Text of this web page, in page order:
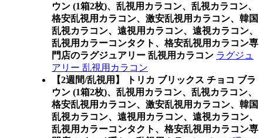
ウン (1箱2枚)、乱視用カラコン、乱視カラコン、
格安乱視用カラコン、激安乱視用カラコン、韓国
乱視カラコン、遠視用カラコン、遠視カラコン、
乱視用カラーコンタクト、格安乱視用カラコン専
門店のラグジュアリー 乱視用カラコン ラグジュ
アリー 乱視用カラコン
【2週間/乱視用】 トリカ ブリックス チョコ ブラ
ウン (1箱2枚)、乱視用カラコン、乱視カラコン、
格安乱視用カラコン、激安乱視用カラコン、韓国
乱視カラコン、遠視用カラコン、遠視カラコン、
乱視用カラーコンタクト、格安乱視用カラコン専